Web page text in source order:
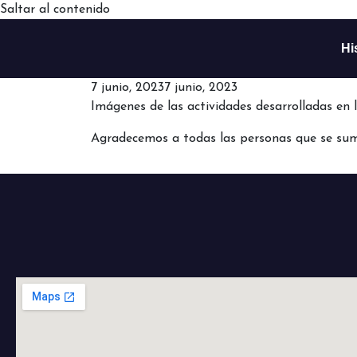
Saltar al contenido
7 junio, 20237 junio, 2023
Imágenes de las actividades desarrolladas en
Agradecemos a todas las personas que se